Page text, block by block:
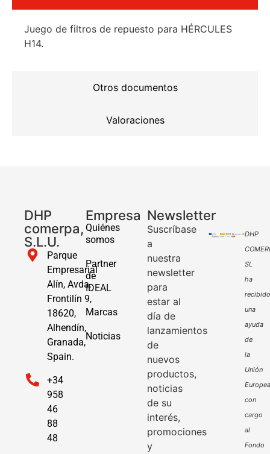
Otros documentos
Valoraciones
Juego de filtros de repuesto para HÉRCULES
H14.
DHP
comerpa,
S.L.U.
Parque
Empresarial
Alín, Avda.
Frontilín 9,
18620,
Alhendín,
Granada,
Spain.
+34
958
46
88
48
Empresa
Quiénes
somos
Partner
de
IDEAL
Marcas
Noticias
Newsletter
Suscríbase
a
nuestra
newsletter
para
estar al
día de
lanzamientos
de
nuevos
productos,
noticias
de su
interés,
promociones
y
DHP
SL
ha
recibido
una
ayuda
de
la
Unión
Europea
con
cargo
al
Fondo